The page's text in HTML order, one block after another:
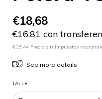
€18,68
€16,81 con
€15,44 Precio sin impuestos
See more details
TALLE